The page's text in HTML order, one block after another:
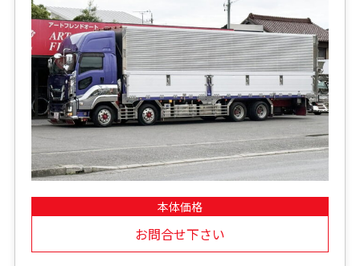
本体価格
お問合せ下さい